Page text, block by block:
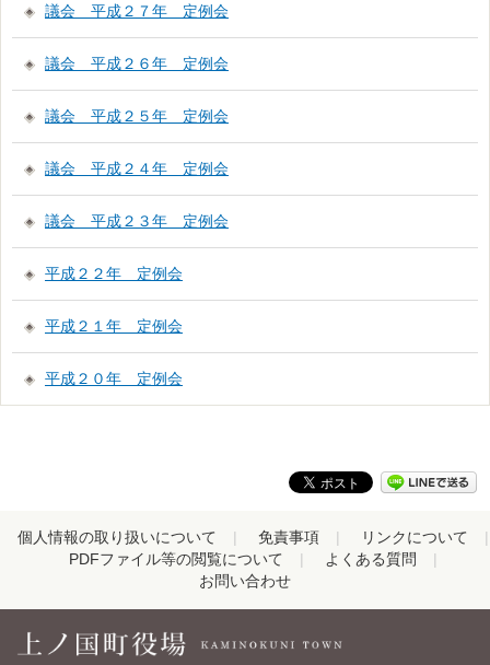
議会 平成２７年 定例会
議会 平成２６年 定例会
議会 平成２５年 定例会
議会 平成２４年 定例会
議会 平成２３年 定例会
平成２２年 定例会
平成２１年 定例会
平成２０年 定例会
個人情報の取り扱いについて 免責事項
リンクについて
PDFファイル等の閲覧について
よくある質問
お問い合わせ